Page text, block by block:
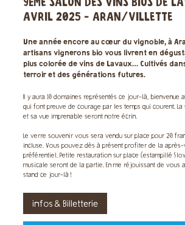
AVRIL 2025 - ARAN/VILLETTE
Une année encore au cœur du vignoble, à
artisans vignerons bio vous livrent en
plus colorée de vins de Lavaux… Cultivés
terroir et des générations futures.
Il y aura 10 domaines représentés ce jour-là, bienvenue
qui font preuve de courage par les temps qui courent.
et sa vue imprenable seront notre écrin.
Le verre souvenir vous sera vendu sur place pour 20
incluse. Vous pouvez dès à présent profiter de la
préférentiel. Petite restauration sur place (estampillé
musicale seront de la partie. En me réjouissant de vous
stand ce jour-là !
infos & Billetterie